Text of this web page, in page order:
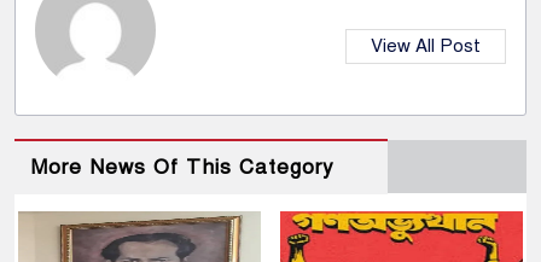
View All Post
More News Of This Category